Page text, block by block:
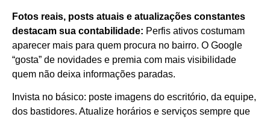
Fotos reais, posts atuais e atualizações constantes
destacam sua contabilidade: Perfis ativos costumam
aparecer mais para quem procura no bairro. O Google
“gosta” de novidades e premia com mais visibilidade
quem não deixa informações paradas.
Invista no básico: poste imagens do escritório, da equipe,
dos bastidores. Atualize horários e serviços sempre que